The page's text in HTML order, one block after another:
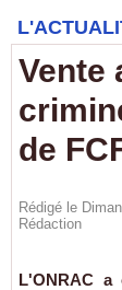
Vente
de
Rédigé le
Rédaction
L'ONRAC a